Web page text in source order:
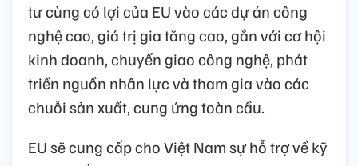
tư cùng có lợi của EU vào các dự án công
nghệ cao, giá trị gia tăng cao, gắn với cơ hội
kinh doanh, chuyển giao công nghệ, phát
triển nguồn nhân lực và tham gia vào các
chuỗi sản xuất, cung ứng toàn cầu.
EU sẽ cung cấp cho Việt Nam sự hỗ trợ về kỹ